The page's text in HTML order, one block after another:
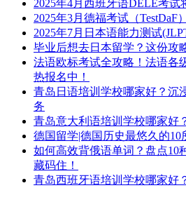
2025年4月西班牙语DELE考试
2025年3月德福考试（TestDaF
2025年7月日本语能力测试
毕业后想去日本留学？这份攻
法语欧标考试全攻略！法语各
热报名中！
青岛日语培训学校哪家好？沉
务
青岛意大利语培训学校哪家好
德国留学|德国历史最悠久的10
如何高效背俄语单词？盘点10
藏码住！
青岛西班牙语培训学校哪家好